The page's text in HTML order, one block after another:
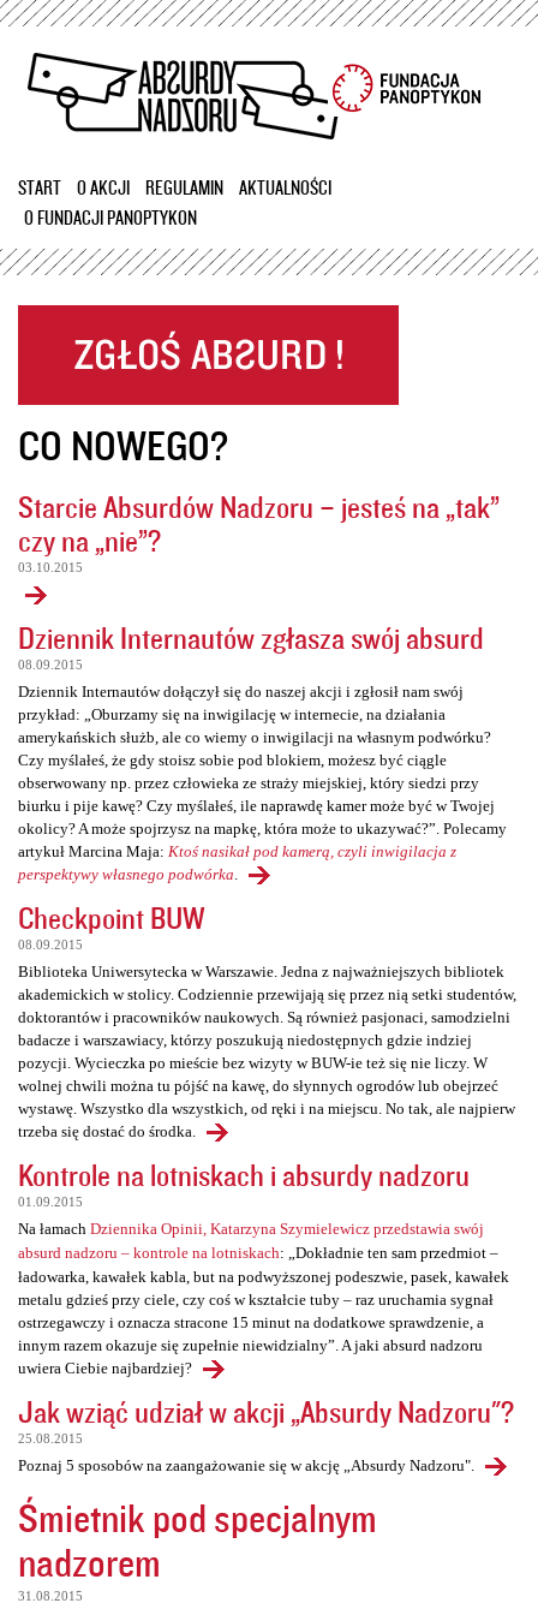
Przejdź
treści
START O AKCJI REGULAMIN
AKTUALNOŚCI
O FUNDACJI PANOPTYKON
CO NOWEGO?
Starcie Absurdów Nadzoru – jesteś na „tak”
czy na „nie”?
03.10.2015
Dziennik Internautów zgłasza swój absurd
08.09.2015
Dziennik Internautów dołączył się do naszej akcji i zgłosił nam swój
przykład: „Oburzamy się na inwigilację w internecie, na działania
amerykańskich służb, ale co wiemy o inwigilacji na własnym podwórku?
Czy myślałeś, że gdy stoisz sobie pod blokiem, możesz być ciągle
obserwowany np. przez człowieka ze straży miejskiej, który siedzi przy
biurku i pije kawę? Czy myślałeś, ile naprawdę kamer może być w Twojej
okolicy? A może spojrzysz na mapkę, która może to ukazywać?”. Polecamy
artykuł Marcina Maja: Ktoś nasikał pod kamerą, czyli inwigilacja z
perspektywy własnego podwórka
Checkpoint BUW
08.09.2015
Biblioteka Uniwersytecka w Warszawie. Jedna z najważniejszych bibliotek
akademickich w stolicy. Codziennie przewijają się przez nią setki studentów,
doktorantów i pracowników naukowych. Są również pasjonaci, samodzielni
badacze i warszawiacy, którzy poszukują niedostępnych gdzie indziej
pozycji. Wycieczka po mieście bez wizyty w BUW-ie też się nie liczy. W
wolnej chwili można tu pójść na kawę, do słynnych ogrodów lub obejrzeć
wystawę. Wszystko dla wszystkich, od ręki i na miejscu. No tak, ale najpierw
trzeba się dostać do środka.
Kontrole na lotniskach i absurdy nadzoru
01.09.2015
Na łamach Dziennika Opinii, Katarzyna Szymielewicz przedstawia swój
absurd nadzoru – kontrole na lotniskach: „Dokładnie ten sam przedmiot –
ładowarka, kawałek kabla, but na podwyższonej podeszwie, pasek, kawałek
metalu gdzieś przy ciele, czy coś w kształcie tuby – raz uruchamia sygnał
ostrzegawczy i oznacza stracone 15 minut na dodatkowe sprawdzenie, a
innym razem okazuje się zupełnie niewidzialny”. A jaki absurd nadzoru
uwiera Ciebie najbardziej?
Jak wziąć udział w akcji „Absurdy Nadzoru"?
25.08.2015
Poznaj 5 sposobów na zaangażowanie się w akcję „Absurdy Nadzoru".
Śmietnik pod specjalnym
nadzorem
31.08.2015